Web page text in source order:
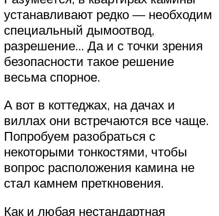
устанавливают редко — необходим
специальный дымоотвод,
разрешение… Да и с точки зрения
безопасности такое решение
весьма спорное.
А вот в коттеджах, на дачах и
виллах они встречаются все чаще.
Попробуем разобраться с
некоторыми тонкостями, чтобы
вопрос расположения камина не
стал камнем преткновения.
Как и любая нестандартная